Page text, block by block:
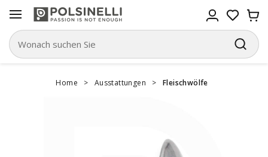
Home > Ausstattungen > Fleischwölfe